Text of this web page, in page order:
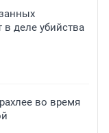
деле убийства
во время